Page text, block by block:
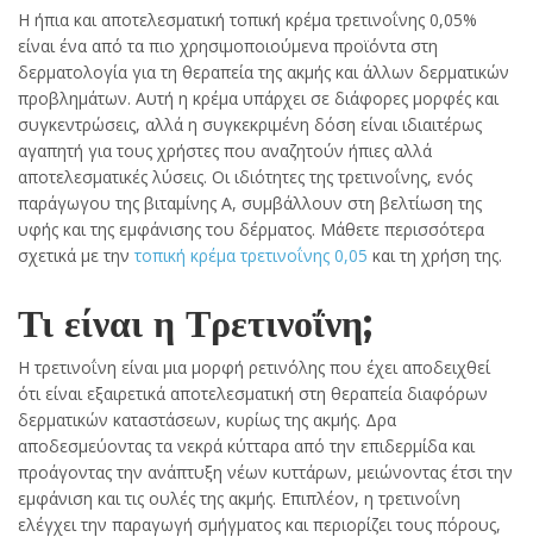
Η ήπια και αποτελεσματική τοπική κρέμα τρετινοΐνης 0,05%
είναι ένα από τα πιο χρησιμοποιούμενα προϊόντα στη
δερματολογία για τη θεραπεία της ακμής και άλλων δερματικών
προβλημάτων. Αυτή η κρέμα υπάρχει σε διάφορες μορφές και
συγκεντρώσεις, αλλά η συγκεκριμένη δόση είναι ιδιαιτέρως
αγαπητή για τους χρήστες που αναζητούν ήπιες αλλά
αποτελεσματικές λύσεις. Οι ιδιότητες της τρετινοΐνης, ενός
παράγωγου της βιταμίνης Α, συμβάλλουν στη βελτίωση της
υφής και της εμφάνισης του δέρματος. Μάθετε περισσότερα
σχετικά με την τοπική κρέμα τρετινοΐνης 0,05 και τη χρήση της.
Τι είναι η Τρετινοΐνη;
Η τρετινοΐνη είναι μια μορφή ρετινόλης που έχει αποδειχθεί
ότι είναι εξαιρετικά αποτελεσματική στη θεραπεία διαφόρων
δερματικών καταστάσεων, κυρίως της ακμής. Δρα
αποδεσμεύοντας τα νεκρά κύτταρα από την επιδερμίδα και
προάγοντας την ανάπτυξη νέων κυττάρων, μειώνοντας έτσι την
εμφάνιση και τις ουλές της ακμής. Επιπλέον, η τρετινοΐνη
ελέγχει την παραγωγή σμήγματος και περιορίζει τους πόρους,